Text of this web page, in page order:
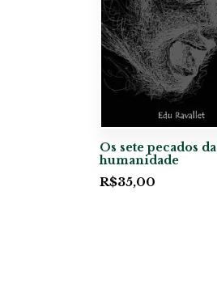
Os sete pecados da
humanidade
R$35,00